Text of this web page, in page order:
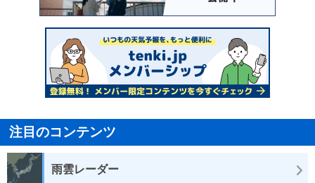
注目のコンテンツ
雨雲レーダー